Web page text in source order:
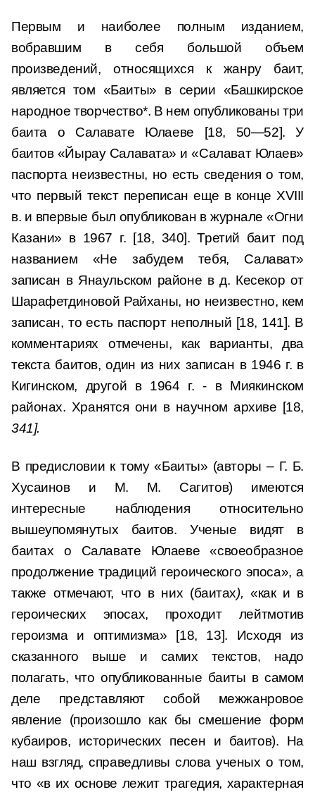
Первым и наиболее полным изданием,
вобравшим в себя большой объем
произведений, относящихся к жанру баит,
является том «Баиты» в серии «Башкирское
народное творчество*. В нем опубликованы три
баита о Салавате Юлаеве [18, 50—52]. У
баитов «Йырау Салавата» и «Салават Юлаев»
паспорта неизвестны, но есть сведения о том,
что первый текст переписан еще в конце XVIII
в. и впервые был опубликован в журнале «Огни
Казани» в 1967 г. [18, 340]. Третий баит под
названием «Не забудем тебя, Салават»
записан в Янаульском районе в д. Кесекор от
Шарафетдиновой Райханы, но неизвестно, кем
записан, то есть паспорт неполный [18, 141]. В
комментариях отмечены, как варианты, два
текста баитов, один из них записан в 1946 г. в
Кигинском, другой в 1964 г. - в Миякинском
районах. Хранятся они в научном архиве [18,
341].
В предисловии к тому «Баиты» (авторы – Г. Б.
Хусаинов и М. М. Сагитов) имеются
интересные наблюдения относительно
вышеупомянутых баитов. Ученые видят в
баитах о Салавате Юлаеве «своеобразное
продолжение традиций героического эпоса», а
также отмечают, что в них (баитах), «как и в
героических эпосах, проходит лейтмотив
героизма и оптимизма» [18, 13]. Исходя из
сказанного выше и самих текстов, надо
полагать, что опубликованные баиты в самом
деле представляют собой межжанровое
явление (произошло как бы смешение форм
кубаиров, исторических песен и баитов). На
наш взгляд, справедливы слова ученых о том,
что «в их основе лежит трагедия, характерная